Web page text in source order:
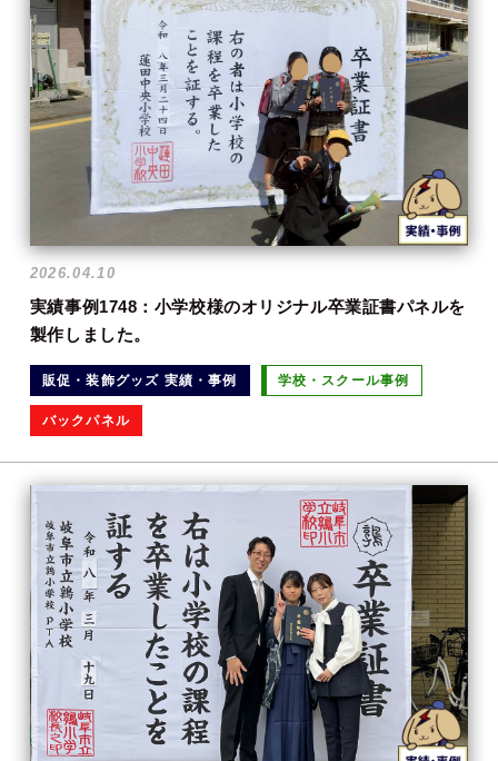
2026.04.10
実績事例1748：小学校様のオリジナル卒業証書パネルを
製作しました。
販促・装飾グッズ 実績・事例 学校・スクール事例
バックパネル